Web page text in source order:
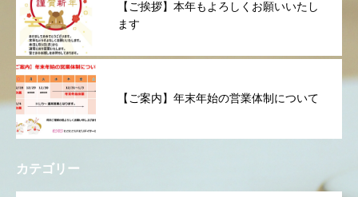
【ご挨拶】本年もよろしくお願いいたし
ます
【ご案内】年末年始の営業体制について
カテゴリー